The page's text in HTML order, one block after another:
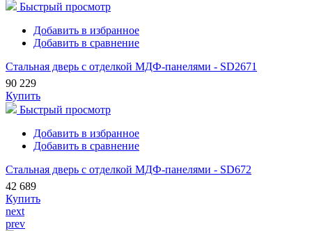
Быстрый просмотр
Добавить в избранное
Добавить в сравнение
Стальная дверь с отделкой МДФ-панелями - SD2671
90 229
Купить
Быстрый просмотр
Добавить в избранное
Добавить в сравнение
Стальная дверь с отделкой МДФ-панелями - SD672
42 689
Купить
next
prev